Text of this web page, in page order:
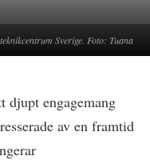
Sverige. Foto: Tuana
djupt engagemang
av en framtid